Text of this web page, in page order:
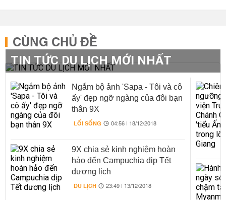
CÙNG CHỦ ĐỀ
TIN TỨC DU LỊCH MỚI NHẤT
Ngắm bộ ảnh 'Sapa - Tôi và cô
ấy' đẹp ngỡ ngàng của đôi bạn
thân 9X
LỐI SỐNG 04:56 | 18/12/2018
9X chia sẻ kinh nghiệm hoàn
hảo đến Campuchia dịp Tết
dương lịch
DU LỊCH 23:49 | 13/12/2018